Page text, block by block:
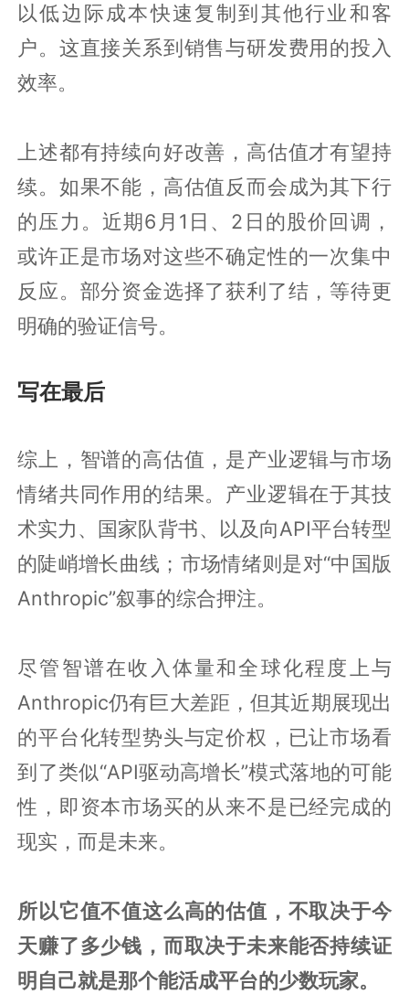
以低边际成本快速复制到其他行业和客
户。这直接关系到销售与研发费用的投入
效率。
上述都有持续向好改善，高估值才有望持
续。如果不能，高估值反而会成为其下行
的压力。近期6月1日、2日的股价回调，
或许正是市场对这些不确定性的一次集中
反应。部分资金选择了获利了结，等待更
明确的验证信号。
写在最后
综上，智谱的高估值，是产业逻辑与市场
情绪共同作用的结果。产业逻辑在于其技
术实力、国家队背书、以及向API平台转型
的陡峭增长曲线；市场情绪则是对“中国版
Anthropic”叙事的综合押注。
尽管智谱在收入体量和全球化程度上与
Anthropic仍有巨大差距，但其近期展现出
的平台化转型势头与定价权，已让市场看
到了类似“API驱动高增长”模式落地的可能
性，即资本市场买的从来不是已经完成的
现实，而是未来。
所以它值不值这么高的估值，不取决于今
天赚了多少钱，而取决于未来能否持续证
明自己就是那个能活成平台的少数玩家。